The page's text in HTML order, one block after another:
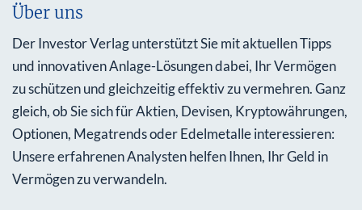
Über uns
Der Investor Verlag unterstützt Sie mit aktuellen Tipps
und innovativen Anlage-Lösungen dabei, Ihr Vermögen
zu schützen und gleichzeitig effektiv zu vermehren. Ganz
gleich, ob Sie sich für Aktien, Devisen, Kryptowährungen,
Optionen, Megatrends oder Edelmetalle interessieren:
Unsere erfahrenen Analysten helfen Ihnen, Ihr Geld in
Vermögen zu verwandeln.